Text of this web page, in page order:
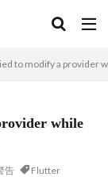
to modify a provider
while
告 Flutter